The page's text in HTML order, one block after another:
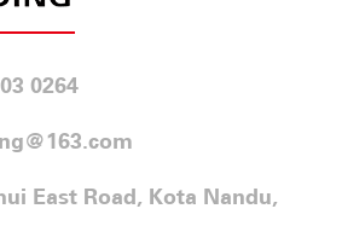
0264
East Road, Kota Nandu,